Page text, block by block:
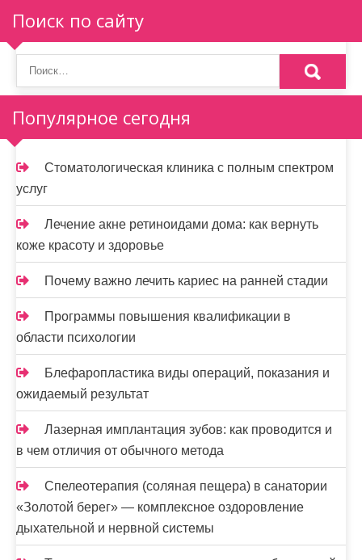
п
о
з
а
п
и
с
я
м
Поиск по сайту
Популярное сегодня
Стоматологическая клиника с полным спектром
услуг
Лечение акне ретиноидами дома: как вернуть
коже красоту и здоровье
Почему важно лечить кариес на ранней стадии
Программы повышения квалификации в
области психологии
Блефаропластика виды операций, показания и
ожидаемый результат
Лазерная имплантация зубов: как проводится и
в чем отличия от обычного метода
Спелеотерапия (соляная пещера) в санатории
«Золотой берег» — комплексное оздоровление
дыхательной и нервной системы